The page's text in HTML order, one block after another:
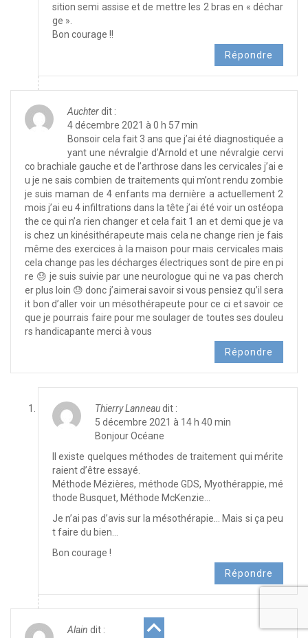
sition semi assise et de mettre les 2 bras en « déchar
ge ».
Bon courage !!
Répondre
Auchterdit :
4 décembre 2021 à 0 h 57 min
Bonsoir cela fait 3 ans que j’ai été diagnostiquée a
yant une névralgie d’Arnold et une névralgie cervi
co brachiale gauche et de l’arthrose dans les cervicales j’ai e
u je ne sais combien de traitements qui m’ont rendu zombie
je suis maman de 4 enfants ma dernière a actuellement 2
mois j’ai eu 4 infiltrations dans la tête j’ai été voir un ostéopa
the ce qui n’a rien changer et cela fait 1 an et demi que je va
is chez un kinésithérapeute mais cela ne change rien je fais
même des exercices à la maison pour mais cervicales mais
cela change pas les décharges électriques sont de pire en pi
re 😓 je suis suivie par une neurologue qui ne va pas cherch
er plus loin 😓 donc j’aimerai savoir si vous pensiez qu’il sera
it bon d’aller voir un mésothérapeute pour ce ci et savoir ce
que je pourrais faire pour me soulager de toutes ses douleu
rs handicapante merci à vous
Répondre
Thierry Lanneaudit :
5 décembre 2021 à 14 h 40 min
Bonjour Océane
Il existe quelques méthodes de traitement qui mérite
raient d’être essayé.
Méthode Mézières, méthode GDS, Myothérappie, mé
thode Busquet, Méthode McKenzie…
Je n’ai pas d’avis sur la mésothérapie… Mais si ça peu
t faire du bien…
Bon courage !
Répondre
Alain dit :